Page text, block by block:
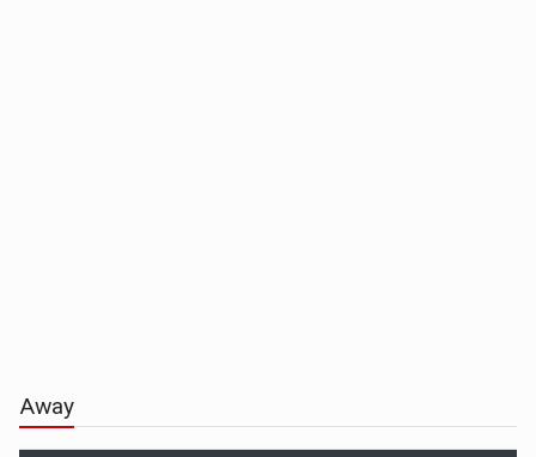
Away